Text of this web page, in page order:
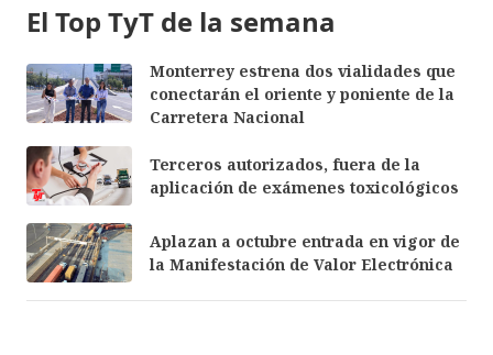
El Top TyT de la semana
Monterrey estrena dos vialidades que
conectarán el oriente y poniente de la
Carretera Nacional
Terceros autorizados, fuera de la
aplicación de exámenes toxicológicos
Aplazan a octubre entrada en vigor de
la Manifestación de Valor Electrónica